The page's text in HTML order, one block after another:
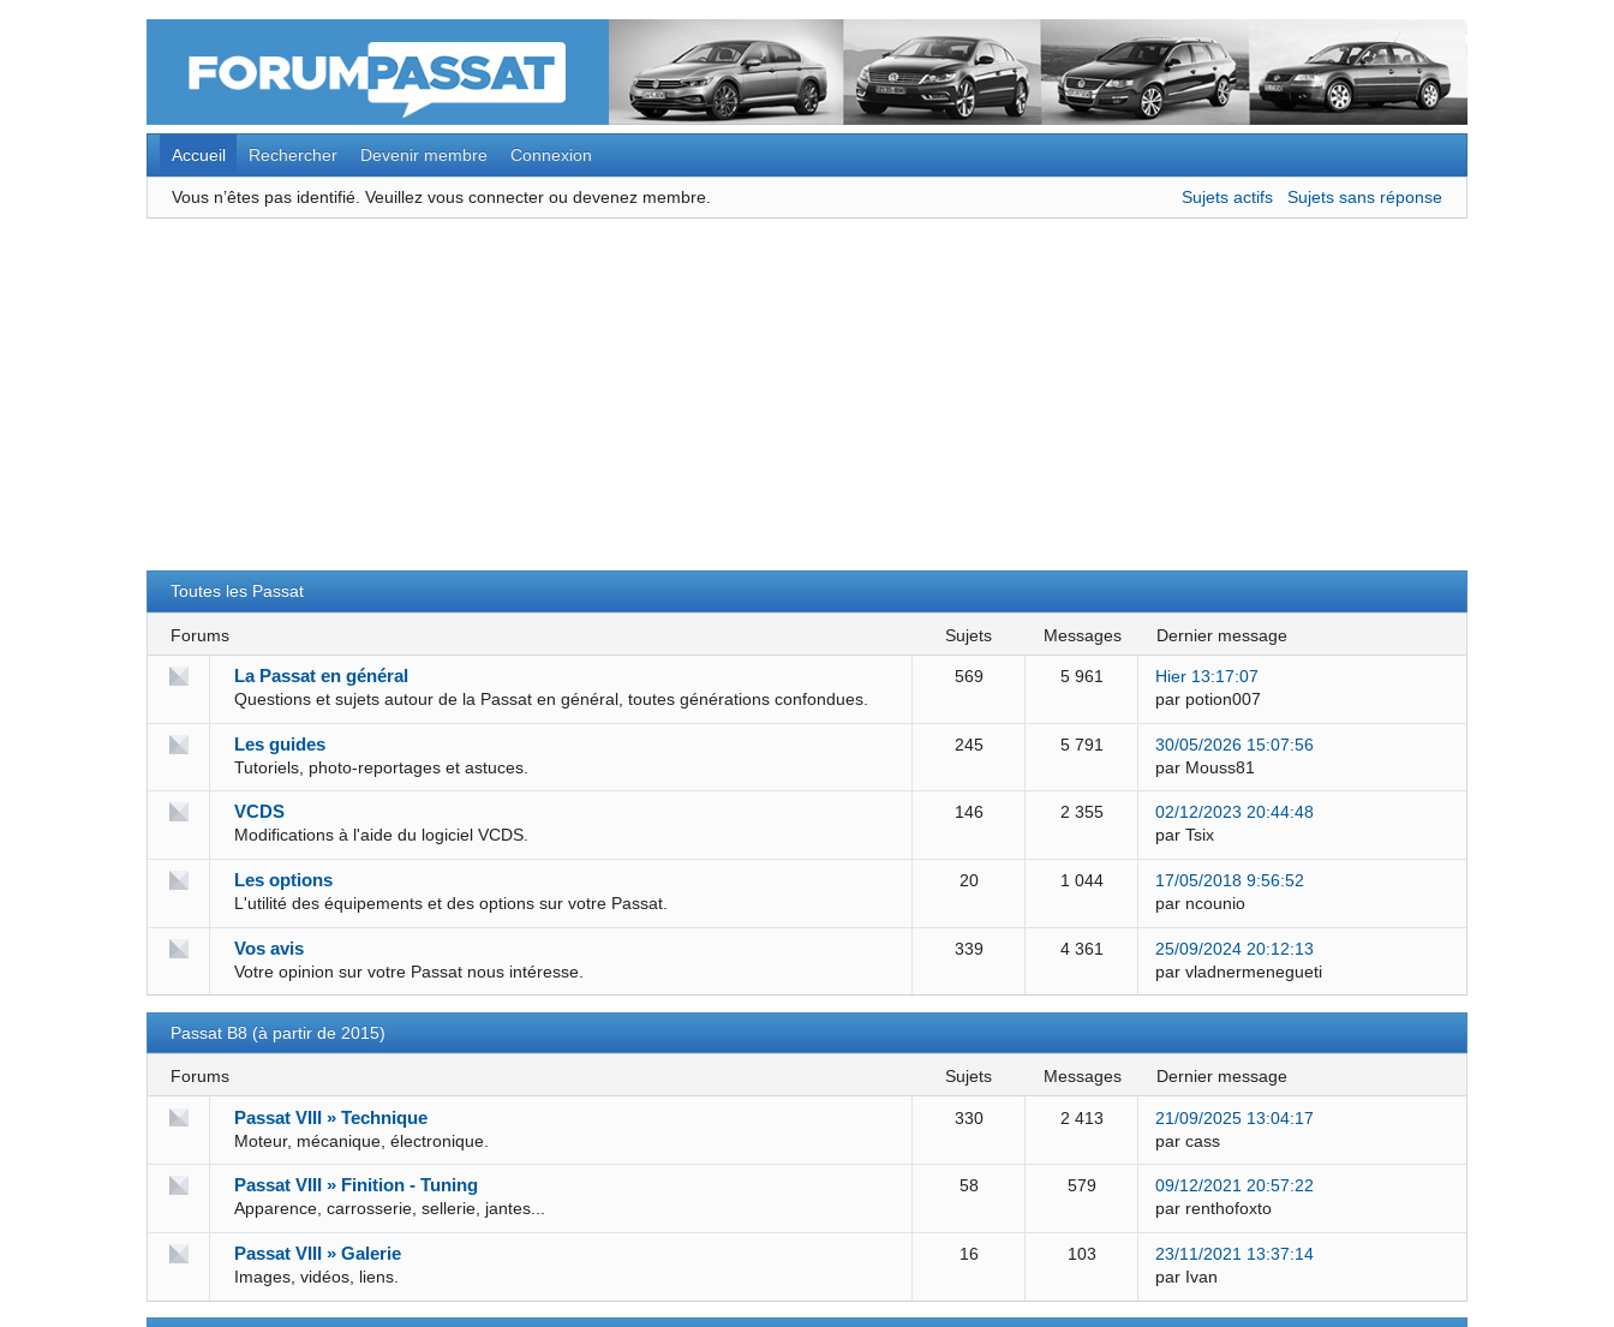
Accueil Rechercher Devenir membre Connexion
Vous n’êtes pas identifié. Veuillez vous connecter ou devenez membre. Sujets actifs Sujets sans réponse
Toutes les Passat
Forums sujets messages dernier message
La Passat en général
Questions et sujets autour de la Passat en général, toutes générations confondues.
569 5 961
Hier 13:17:07
par potion007
Les guides
Tutoriels, photo-reportages et astuces.
245 5 791
30/05/2026 15:07:56
par Mouss81
VCDS
Modifications à l'aide du logiciel VCDS.
146 2 355
02/12/2023 20:44:48
par Tsix
Les options
L'utilité des équipements et des options sur votre Passat.
20 1 044
17/05/2018 9:56:52
par ncounio
Vos avis
Votre opinion sur votre Passat nous intéresse.
339 4 361
25/09/2024 20:12:13
par vladnermenegueti
Passat B8 (à partir de 2015)
Forums sujets messages dernier message
Passat VIII » Technique
Moteur, mécanique, électronique.
330 2 413
21/09/2025 13:04:17
par cass
Passat VIII » Finition - Tuning
Apparence, carrosserie, sellerie, jantes...
58 579
09/12/2021 20:57:22
par renthofoxto
Passat VIII » Galerie
Images, vidéos, liens.
16 103
23/11/2021 13:37:14
par Ivan